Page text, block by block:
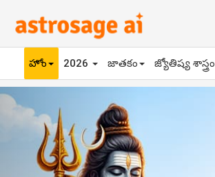
హోం 2026 జాతకం జ్యోతిష్య శాస్త్రం
Previous